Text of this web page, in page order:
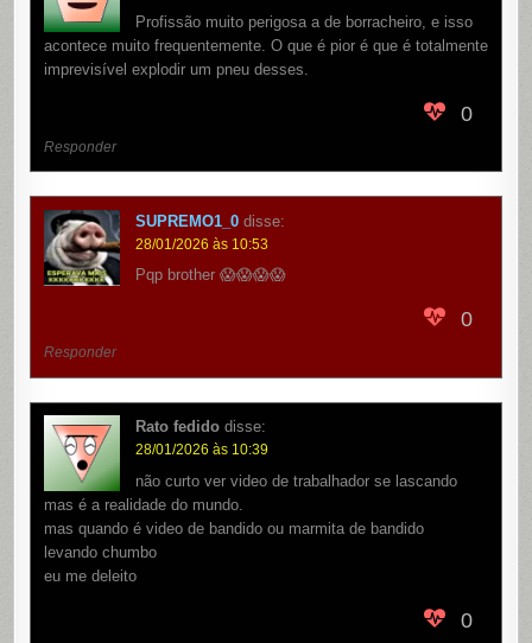
Profissão muito perigosa a de borracheiro, e isso
acontece muito frequentemente. O que é pior é que é totalmente
imprevisível explodir um pneu desses.
0
Responder
SUPREMO1_0 disse:
28/01/2026 às 10:53
Pqp brother 😱😱😱😱
0
Responder
Rato fedido disse:
28/01/2026 às 10:39
não curto ver video de trabalhador se lascando
mas é a realidade do mundo.
mas quando é video de bandido ou marmita de bandido
levando chumbo
eu me deleito
0